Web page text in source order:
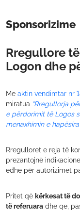
Sponsorizime
Rregullore
Logon dhe
Me aktin vendimtar nr
miratua “Rregullorja
e përdorimit të Logos
menaxhimin e
Rregulloret e reja të
prezantojnë
edhe për autorizimet
Pritet që kërkesat të
të referuara dhe që,